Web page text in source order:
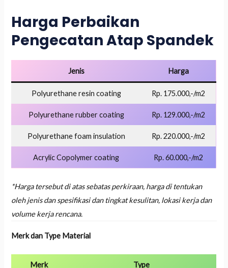
Harga Perbaikan
Pengecatan Atap Spandek
Jenis Harga
Polyurethane resin coating Rp. 175.000,-/m2
Polyurethane rubber coating Rp. 129.000,-/m2
Polyurethane foam insulation Rp. 220.000,-/m2
Acrylic Copolymer coating Rp. 60.000,-/m2
*Harga tersebut di atas sebatas perkiraan, harga di tentukan
oleh jenis dan spesifikasi dan tingkat kesulitan, lokasi kerja dan
volume kerja rencana.
Merk dan Type Material
Merk Type